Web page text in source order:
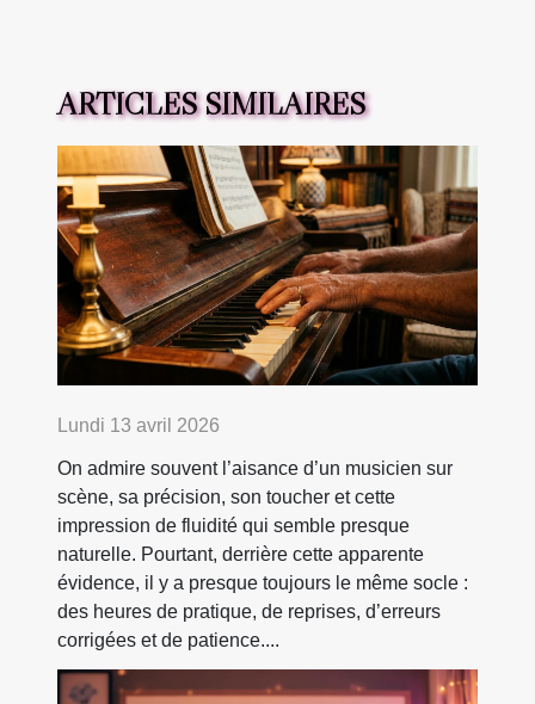
ARTICLES SIMILAIRES
Lundi 13 avril 2026
On admire souvent l’aisance d’un musicien sur
scène, sa précision, son toucher et cette
impression de fluidité qui semble presque
naturelle. Pourtant, derrière cette apparente
évidence, il y a presque toujours le même socle :
des heures de pratique, de reprises, d’erreurs
corrigées et de patience....